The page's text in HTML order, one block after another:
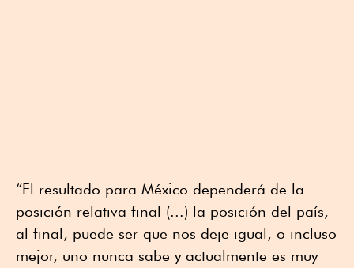
“El resultado para México dependerá de la
posición relativa final (...) la posición del país,
al final, puede ser que nos deje igual, o incluso
mejor, uno nunca sabe y actualmente es muy